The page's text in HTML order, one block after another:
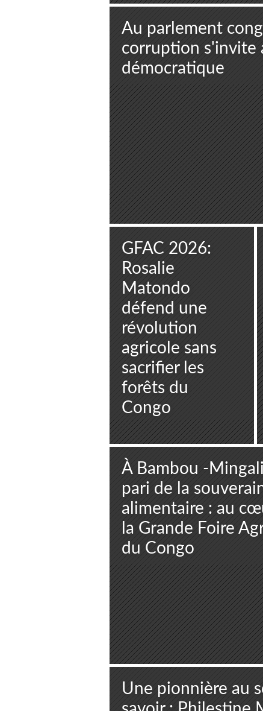
Au parlement
corruption s'invite
démocratique
GFAC 2026:
Rosalie
Matondo
défend une
révolution
agricole sans
sacrifier les
forêts du
Congo
À Bambou -
pari de la
alimentaire : au
la Grande Foire
du Congo
Une pionnière au